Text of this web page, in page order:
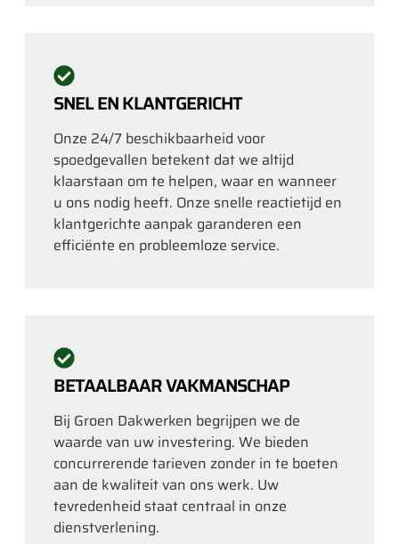
SNEL EN KLANTGERICHT
Onze 24/7 beschikbaarheid voor
spoedgevallen betekent dat we altijd
klaarstaan om te helpen, waar en wanneer
u ons nodig heeft. Onze snelle reactietijd en
klantgerichte aanpak garanderen een
efficiënte en probleemloze service.
BETAALBAAR VAKMANSCHAP
Bij Groen Dakwerken begrijpen we de
waarde van uw investering. We bieden
concurrerende tarieven zonder in te boeten
aan de kwaliteit van ons werk. Uw
tevredenheid staat centraal in onze
dienstverlening.